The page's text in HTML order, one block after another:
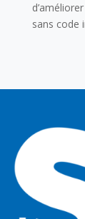
sans code